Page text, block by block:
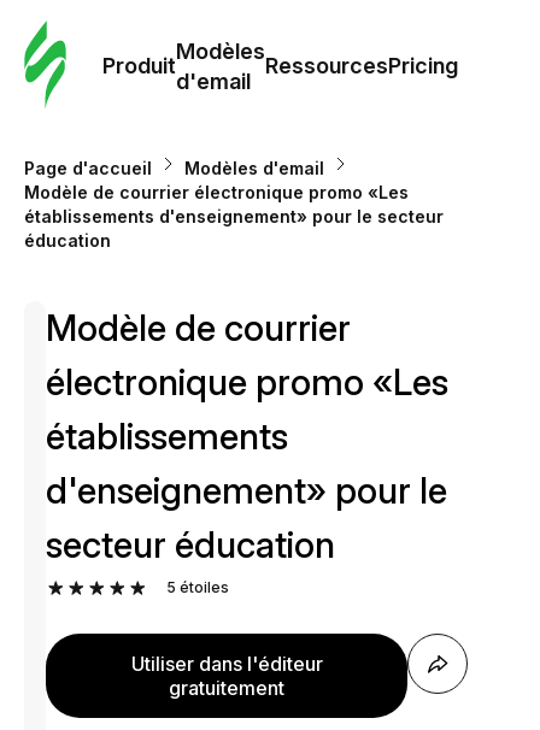
Produit
Modèles
d'email
RessourcesPricing
Page d'accueil
Modèles d'email
Modèle de courrier électronique promo «Les
établissements d'enseignement» pour le secteur
éducation
Modèle de courrier
électronique promo «Les
établissements
d'enseignement» pour le
secteur éducation
5 étoiles
Utiliser dans l'éditeur
gratuitement